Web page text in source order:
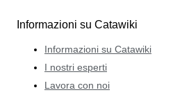
Informazioni su Catawiki
Informazioni su Catawiki
I nostri esperti
Lavora con noi